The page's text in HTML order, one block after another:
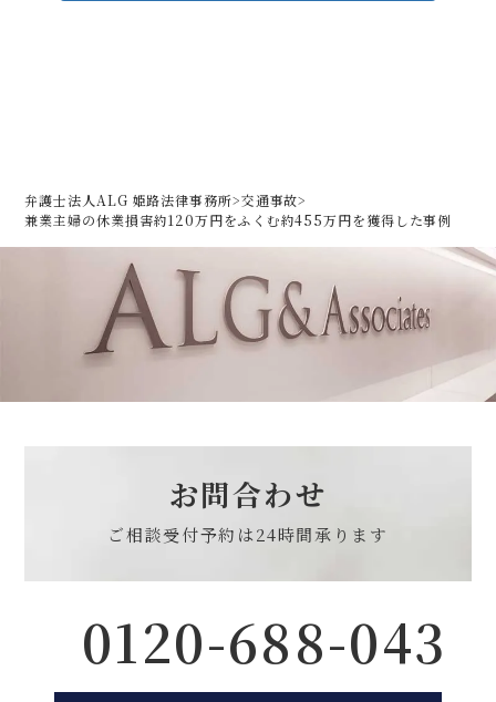
弁護士法人ALG 姫路法律事務所>交通事故>
兼業主婦の休業損害約120万円をふくむ約455万円を獲得した事例
お問合わせ
ご相談受付予約は24時間承ります
0120-688-043